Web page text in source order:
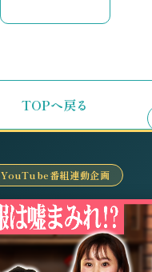
TOPへ戻る
YouTube番組連動企画